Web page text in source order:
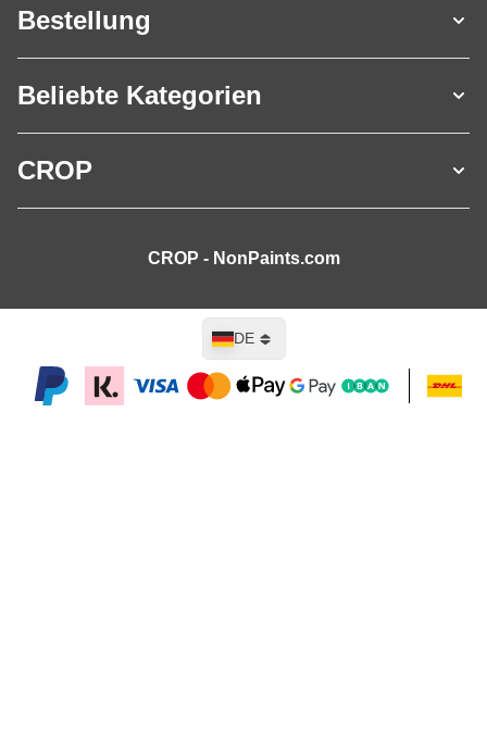
Bestellung
Beliebte Kategorien
CROP
CROP - NonPaints.com
Sprache
DE